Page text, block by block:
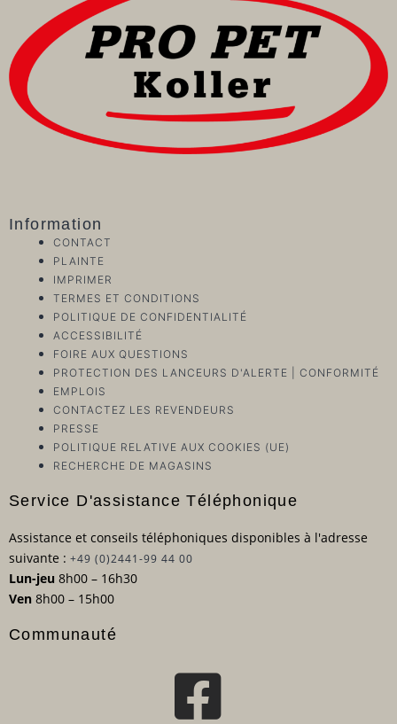
Information
CONTACT
PLAINTE
IMPRIMER
TERMES ET CONDITIONS
POLITIQUE DE CONFIDENTIALITÉ
ACCESSIBILITÉ
FOIRE AUX QUESTIONS
PROTECTION DES LANCEURS D'ALERTE | CONFORMITÉ
EMPLOIS
CONTACTEZ LES REVENDEURS
PRESSE
POLITIQUE RELATIVE AUX COOKIES (UE)
RECHERCHE DE MAGASINS
Service D'assistance Téléphonique
Assistance et conseils téléphoniques disponibles à l'adresse
suivante : +49 (0)2441-99 44 00
Lun-jeu 8h00 – 16h30
Ven 8h00 – 15h00
Communauté